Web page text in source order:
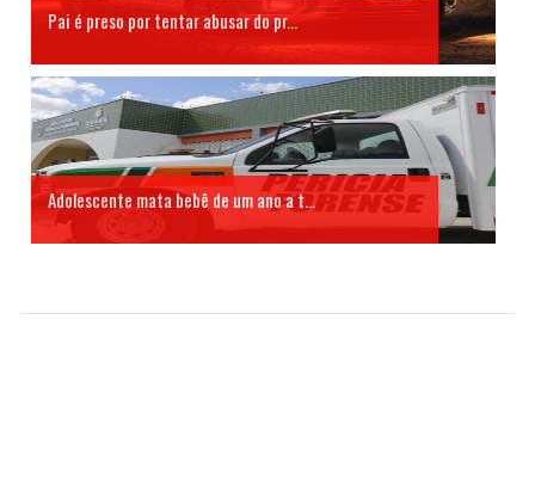
Pai é preso por tentar abusar do pr...
Adolescente mata bebê de um ano a t...